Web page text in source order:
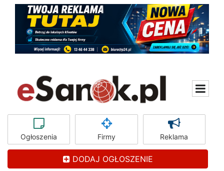
Ogłoszenia Firmy Reklama
DODAJ OGŁOSZENIE